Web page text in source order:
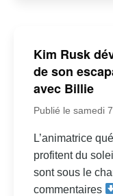
Kim Rusk
de son
avec Billie
Publié le samedi
L’animatrice
profitent du
sont sous le
commentaires